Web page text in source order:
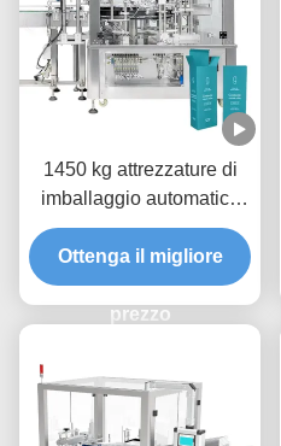
1450 kg attrezzature di
imballaggio automatico
con schermo sensoriale
dimensioni H15-60 mm
Ottenga il migliore
prezzo